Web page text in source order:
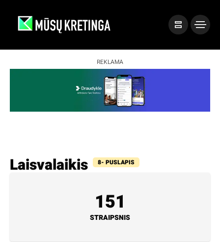
REKLAMA
Laisvalaikis 8- PUSLAPIS
151
STRAIPSNIS